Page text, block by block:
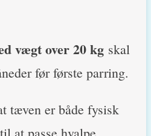
vægt over 20 kg skal
før første parring.
tæven er både fysisk
at passe hvalpe.